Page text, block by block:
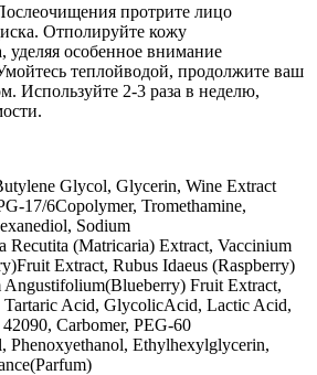
протрите лицо
Отполируйте кожу
уделяя особенное внимание
теплойводой, продолжите ваш
Используйте 2-3 раза в неделю,
Glycol, Glycerin, Wine Extract
17/6Copolymer, Tromethamine,
Sodium
Recutita (Matricaria) Extract, Vaccinium
Extract, Rubus Idaeus (Raspberry)
Fruit Extract,
Tartaric Acid, GlycolicAcid, Lactic Acid,
Carbomer, PEG-60
Phenoxyethanol, Ethylhexylglycerin,